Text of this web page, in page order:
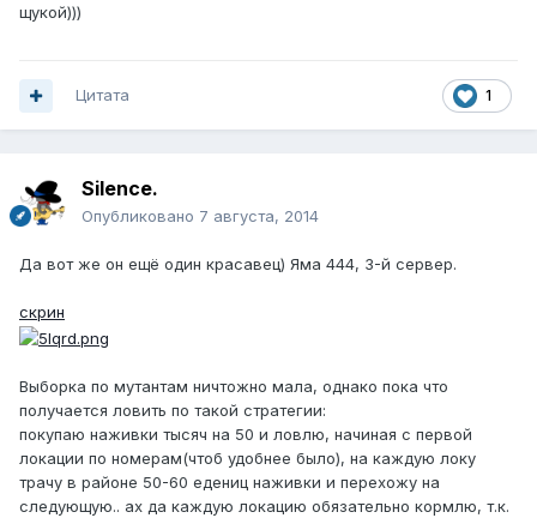
щукой)))
1
Цитата
Silence.
Опубликовано 7 августа, 2014
Да вот же он ещё один красавец) Яма 444, 3-й сервер.
скрин
Выборка по мутантам ничтожно мала, однако пока что
получается ловить по такой стратегии:
покупаю наживки тысяч на 50 и ловлю, начиная с первой
локации по номерам(чтоб удобнее было), на каждую локу
трачу в районе 50-60 едениц наживки и перехожу на
следующую.. ах да каждую локацию обязательно кормлю, т.к.